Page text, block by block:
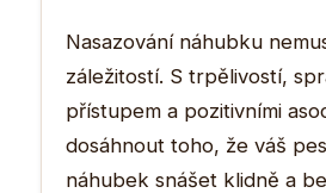
Nasazování náhubku
záležitostí. S trpělivostí,
přístupem a pozitivními
dosáhnout toho, že váš
náhubek snášet klidně a